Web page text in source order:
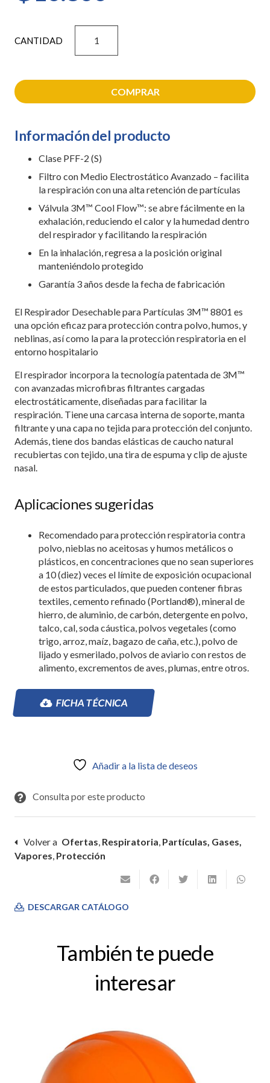
era:
₲14.358.
actual
es:
3M
PARTICULAS
cantidad
COMPRAR
Información del producto
Clase PFF-2 (S)
Filtro con Medio Electrostático Avanzado – facilita
la respiración con una alta retención de partículas
Válvula 3M™ Cool Flow™: se abre fácilmente en la
exhalación, reduciendo el calor y la humedad dentro
del respirador y facilitando la respiración
En la inhalación, regresa a la posición original
manteniéndolo protegido
Garantía 3 años desde la fecha de fabricación
El Respirador Desechable para Partículas 3M™ 8801 es
una opción eficaz para protección contra polvo, humos, y
neblinas, así como la para la protección respiratoria en el
entorno hospitalario
El respirador incorpora la tecnología patentada de 3M™
con avanzadas microfibras filtrantes cargadas
electrostáticamente, diseñadas para facilitar la
respiración. Tiene una carcasa interna de soporte, manta
filtrante y una capa no tejida para protección del conjunto.
Además, tiene dos bandas elásticas de caucho natural
recubiertas con tejido, una tira de espuma y clip de ajuste
nasal.
Aplicaciones sugeridas
Recomendado para protección respiratoria contra
polvo, nieblas no aceitosas y humos metálicos o
plásticos, en concentraciones que no sean superiores
a 10 (diez) veces el límite de exposición ocupacional
de estos particulados, que pueden contener fibras
textiles, cemento refinado (Portland®), mineral de
hierro, de aluminio, de carbón, detergente en polvo,
talco, cal, soda cáustica, polvos vegetales (como
trigo, arroz, maíz, bagazo de caña, etc.), polvo de
lijado y esmerilado, polvos de aviario con restos de
alimento, excrementos de aves, plumas, entre otros.
FICHA TÉCNICA
Añadir a la lista de deseos
Consulta por este producto
Volver a Ofertas, Respiratoria, Partículas, Gases,
Vapores, Protección
DESCARGAR CATÁLOGO
También te puede
interesar